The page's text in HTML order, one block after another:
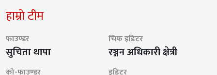
हाम्रो टीम
फाउण्डर
सुचिता थापा
चिफ इडिटर
रञ्जन अधिकारी क्षेत्री